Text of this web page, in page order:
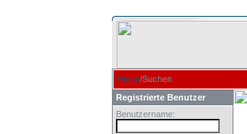
Home/Suchen
Registrierte Benutzer
Benutzername: